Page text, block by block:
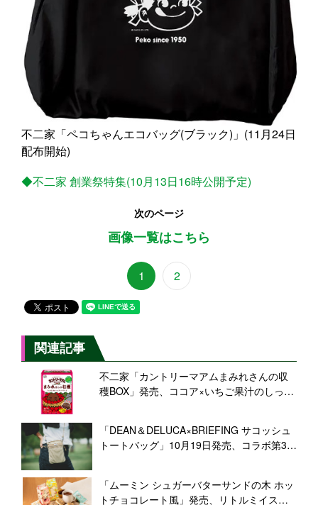
不二家「ペコちゃんエコバッグ(ブラック)」(11月24日
配布開始)
◆不二家 創業祭特集(10月13日16時公開予定)
次のページ
画像一覧はこちら
1 2
関連記事
不二家「カントリーマアムまみれさんの収
穫BOX」発売、ココア×いちご果汁のしっと
「DEAN＆DELUCA×BRIEFING サコッシュ
トートバッグ」10月19日発売、コラボ第3弾
「ムーミン シュガーバターサンドの木 ホッ
トチョコレート風」発売、リトルミイスペ